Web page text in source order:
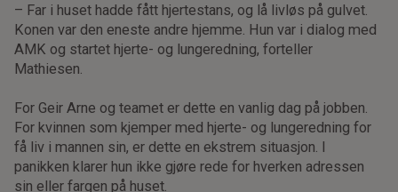
– Far i huset hadde fått hjertestans, og lå livløs på gulvet.
Konen var den eneste andre hjemme. Hun var i dialog med
AMK og startet hjerte- og lungeredning, forteller
Mathiesen.
For Geir Arne og teamet er dette en vanlig dag på jobben.
For kvinnen som kjemper med hjerte- og lungeredning for
få liv i mannen sin, er dette en ekstrem situasjon. I
panikken klarer hun ikke gjøre rede for hverken adressen
sin eller fargen på huset.